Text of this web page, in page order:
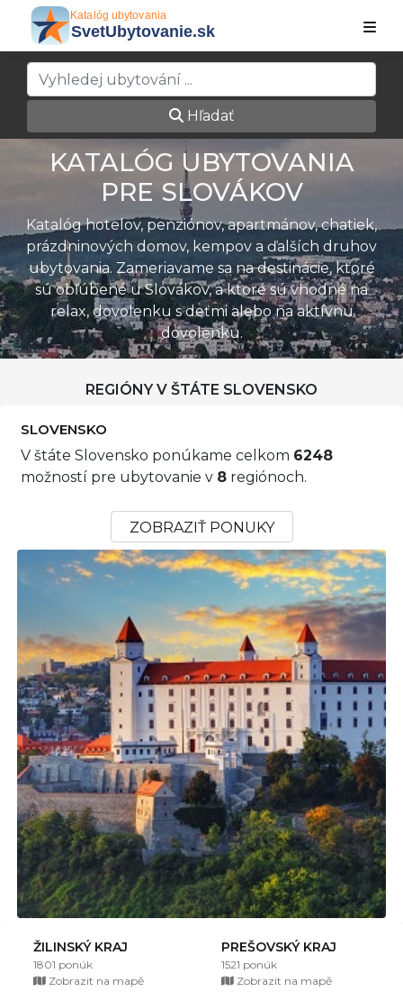
Hľadať
KATALÓG UBYTOVANIA
PRE SLOVÁKOV
Katalóg hotelov, penziónov, apartmánov, chatiek,
prázdninových domov, kempov a ďalších druhov
ubytovania. Zameriavame sa na destinácie, ktoré
sú obľúbené u Slovákov, a ktoré sú vhodné na
relax, dovolenku s deťmi alebo na aktívnu
dovolenku.
REGIÓNY V ŠTÁTE SLOVENSKO
SLOVENSKO
V štáte Slovensko ponúkame celkom 6248
možností pre ubytovanie v 8 regiónoch.
ZOBRAZIŤ PONUKY
ŽILINSKÝ KRAJ
1801 ponúk
Zobrazit na mapě
PREŠOVSKÝ KRAJ
1521 ponúk
Zobrazit na mapě